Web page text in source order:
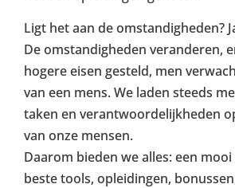
Ligt het aan de omstandigheden?
De omstandigheden veranderen,
hogere eisen gesteld, men
van een mens. We laden steeds
taken en verantwoordelijkheden
van onze mensen.
Daarom bieden we alles: een
beste tools, opleidingen,